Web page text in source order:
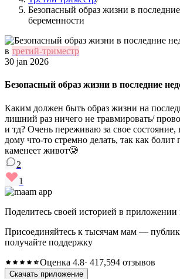
Безопасный образ жизни в
беременности
в третий-триместр
30 jan 2026
Безопасный образ жизни в последние
Каким должен быть образ жизни на
лишний раз ничего не травмировать/
и тд? Очень переживаю за свое
дому что-то стремно делать, так как болит
каменеет живот🥲
2
1
Поделитесь своей историей в приложении
Присоединяйтесь к тысячам мам —
получайте поддержку
Оценка 4.8· 417,594 отзывов
Скачать приложение